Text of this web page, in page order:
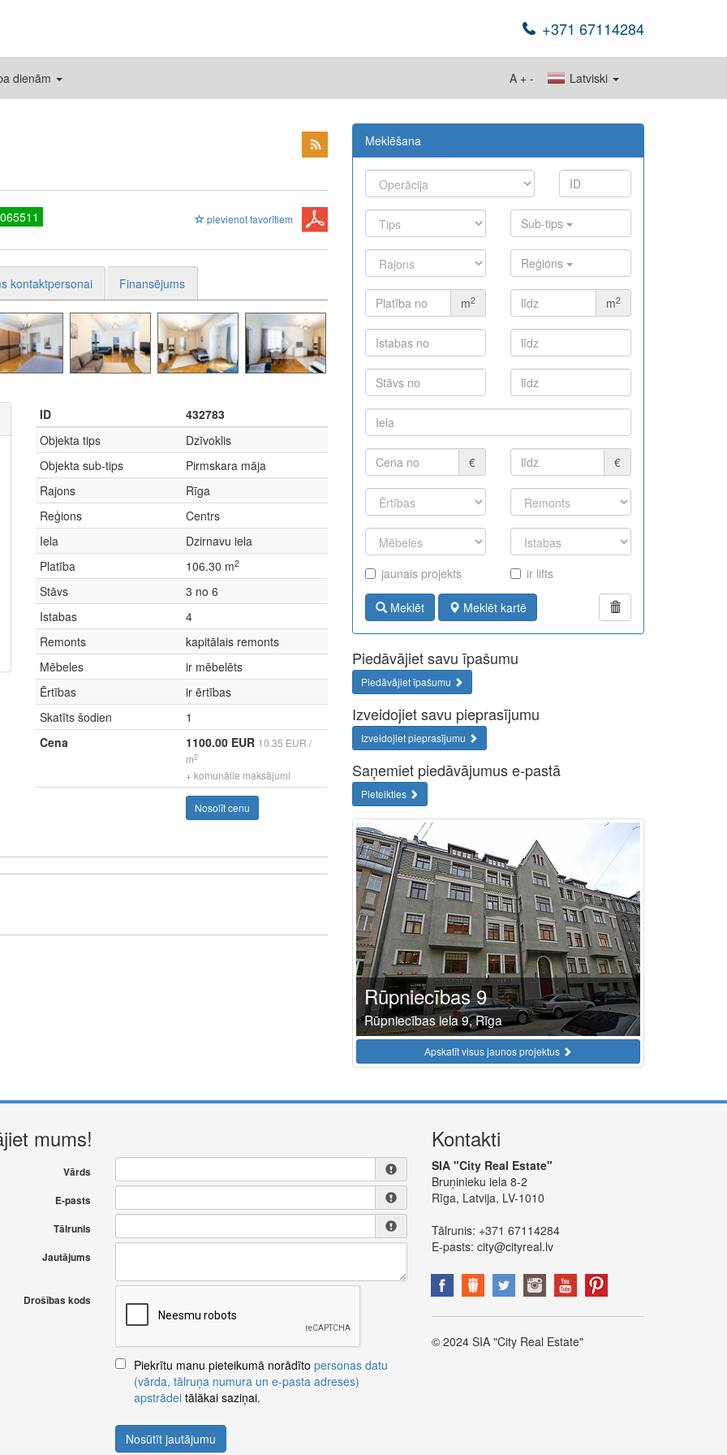
+371 67114284
dienām Latviski
A + -
pievienot favorītiem
kontaktpersonai Finansējums
ID
432783
Objekta tips
Dzīvoklis
Objekta sub-tips
Pirmskara māja
Rajons
Rīga
Reģions
Centrs
Iela
Dzirnavu iela
Platība
106.30 m2
Stāvs
3 no 6
Istabas
4
Remonts
kapitālais remonts
Mēbeles
ir mēbelēts
Ērtības
ir ērtības
Skatīts šodien
1
Cena
1100.00 EUR 10.35 EUR /
m2
+ komunālie maksājumi
Nosolīt cenu
Meklēšana
Sub-tips
Reģions
m2 m2
€ €
jaunais projekts ir lifts
Meklēt Meklēt kartē
Piedāvājiet savu īpašumu
Piedāvājiet īpašumu
Izveidojiet savu pieprasījumu
Izveidojiet pieprasījumu
Saņemiet piedāvājumus e-pastā
Pieteikties
Rūpniecības 9
Rūpniecības iela 9, Rīga
Apskatīt visus jaunos projektus
mums!
Vārds
E-pasts
Tālrunis
Jautājums
Drošības kods
Piekrītu manu pieteikumā norādīto personas datu
(vārda, tālruņa numura un e-pasta adreses)
apstrādeitālākai saziņai.
Nosūtīt jautājumu
Kontakti
SIA "City Real Estate"
Bruņinieku iela 8-2
Rīga, Latvija, LV-1010
Tālrunis: +371 67114284
E-pasts: city@cityreal.lv
© 2024 SIA "City Real Estate"